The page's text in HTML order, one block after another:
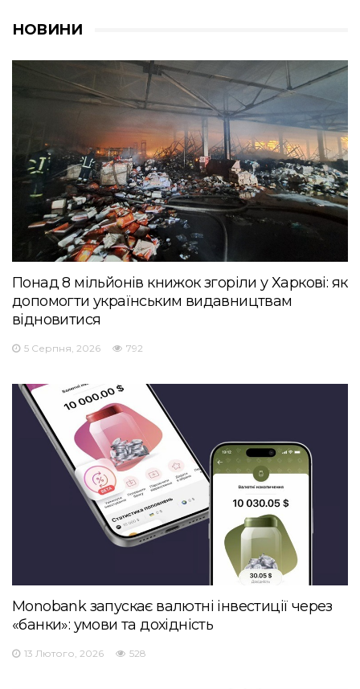
НОВИНИ
Понад 8 мільйонів книжок згоріли у Харкові: як
допомогти українським видавництвам
відновитися
5 Серпня, 2026 792
Monobank запускає валютні інвестиції через
«банки»: умови та дохідність
13 Лютого, 2026 528